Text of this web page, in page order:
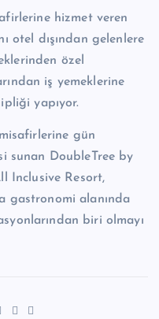
hizmet veren
otel dışından gelenlere
özel
iş yemeklerine
yapıyor.
gün
sunan DoubleTree by
Inclusive Resort,
gastronomi alanında
biri olmayı